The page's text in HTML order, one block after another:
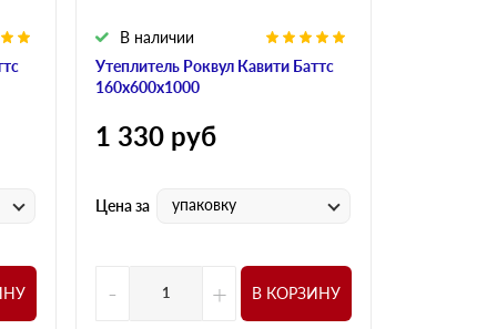
Утеплитель Роквул Кавити Баттс
160х600х1000
В наличии
1 330 руб
Цена за упаковку
- + В КОРЗИНУ